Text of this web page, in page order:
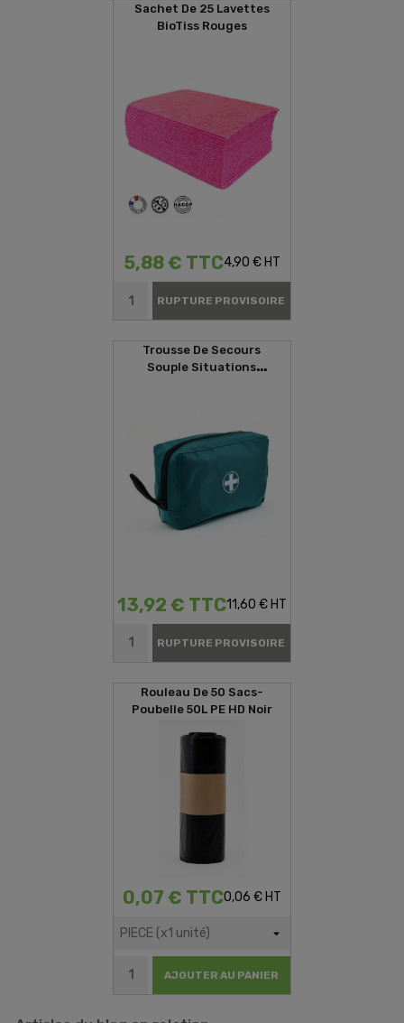
Sachet De 25 Lavettes
BioTiss Rouges
5,88 € TTC4,90 € HT
RUPTURE PROVISOIRE
Trousse De Secours
Souple Situations
13,92 € TTC11,60 € HT
RUPTURE PROVISOIRE
Rouleau De 50 Sacs-
Poubelle 50L PE HD Noir
0,07 € TTC0,06 € HT
AJOUTER AU PANIER